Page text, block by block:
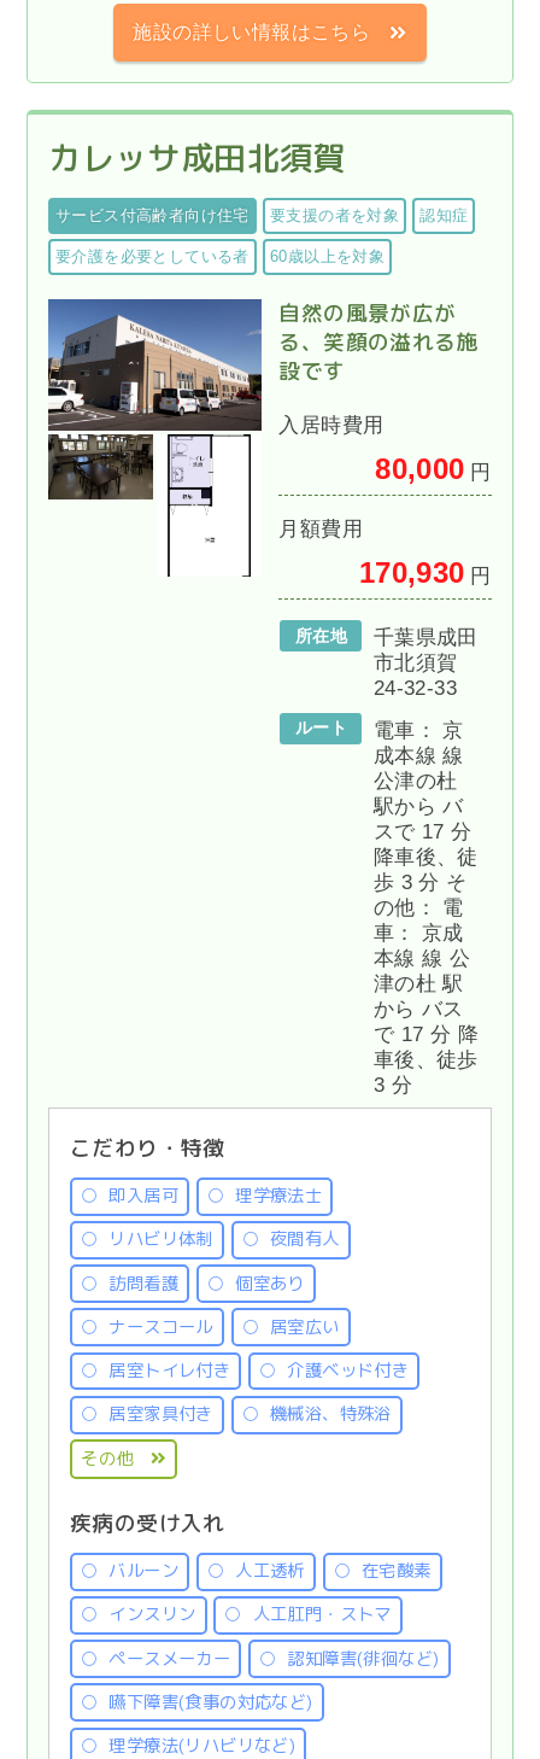
施設の詳しい情報はこちら
カレッサ成田北須賀
サービス付高齢者向け住宅 要支援の者を対象 認知症
要介護を必要としている者 60歳以上を対象
自然の風景が広が
る、笑顔の溢れる施
設です
入居時費用
80,000 円
月額費用
170,930 円
所在地
千葉県成田
市北須賀
24-32-33
ルート
電車： 京
成本線 線
公津の杜
駅から バ
スで 17 分
降車後、徒
歩 3 分 そ
の他： 電
車： 京成
本線 線 公
津の杜 駅
から バス
で 17 分 降
車後、徒歩
3 分
こだわり・特徴
即入居可
理学療法士
リハビリ体制
夜間有人
訪問看護
個室あり
ナースコール
居室広い
居室トイレ付き
介護ベッド付き
居室家具付き
機械浴、特殊浴
その他
疾病の受け入れ
バルーン 人工透析
在宅酸素
インスリン
人工肛門・ストマ
ペースメーカー
認知障害(徘徊など)
嚥下障害(食事の対応など)
理学療法(リハビリなど)